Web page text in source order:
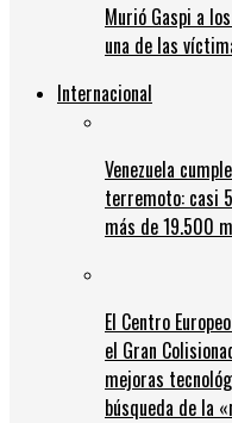
Murió Gaspi a
una de las
Internacional
Venezuela
terremoto: casi
más de 19.500
El Centro
el Gran
mejoras
búsqueda de la